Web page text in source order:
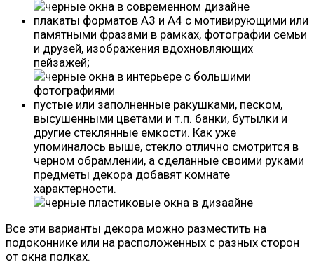
плакаты форматов А3 и А4 с мотивирующими или
памятными фразами в рамках, фотографии семьи
и друзей, изображения вдохновляющих
пейзажей;
пустые или заполненные ракушками, песком,
высушенными цветами и т.п. банки, бутылки и
другие стеклянные емкости. Как уже
упоминалось выше, стекло отлично смотрится в
черном обрамлении, а сделанные своими руками
предметы декора добавят комнате
характерности.
Все эти варианты декора можно разместить на
подоконнике или на расположенных с разных сторон
от окна полках.